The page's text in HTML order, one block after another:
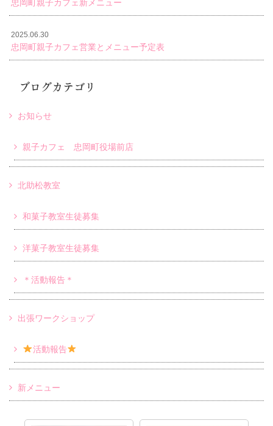
忠岡町親子カフェ新メニュー
2025.06.30
忠岡町親子カフェ営業とメニュー予定表
ブログカテゴリ
お知らせ
親子カフェ 忠岡町役場前店
北助松教室
和菓子教室生徒募集
洋菓子教室生徒募集
＊活動報告＊
出張ワークショップ
活動報告
新メニュー